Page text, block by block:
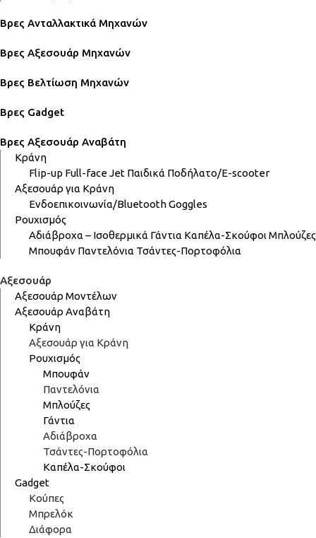
Βρες Ανταλλακτικά Μηχανών
Βρες Αξεσουάρ Μηχανών
Βρες Βελτίωση Μηχανών
Βρες Gadget
Βρες Αξεσουάρ Αναβάτη
Κράνη
Flip-up Full-faceJet Παιδικά Ποδήλατο/E-scooter
Αξεσουάρ για Κράνη
Ενδοεπικοινωνία/BluetoothGoggles
Ρουχισμός
Αδιάβροχα – Ισοθερμικά Γάντια Καπέλα-Σκούφοι Μπλούζες
Μπουφάν Παντελόνια Τσάντες-Πορτοφόλια
Αξεσουάρ
Αξεσουάρ Μοντέλων
Αξεσουάρ Αναβάτη
Κράνη
Αξεσουάρ για Κράνη
Ρουχισμός
Μπουφάν
Παντελόνια
Μπλούζες
Γάντια
Αδιάβροχα
Τσάντες-Πορτοφόλια
Καπέλα-Σκούφοι
Gadget
Κούπες
Μπρελόκ
Διάφορα